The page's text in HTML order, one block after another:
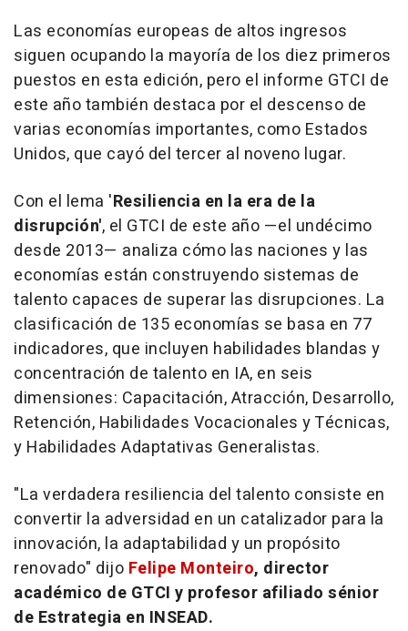
Las economías europeas de altos ingresos
siguen ocupando la mayoría de los diez primeros
puestos en esta edición, pero el informe GTCI de
este año también destaca por el descenso de
varias economías importantes, como Estados
Unidos, que cayó del tercer al noveno lugar.
Con el lema 'Resiliencia en la era de la
disrupción', el GTCI de este año —el undécimo
desde 2013— analiza cómo las naciones y las
economías están construyendo sistemas de
talento capaces de superar las disrupciones. La
clasificación de 135 economías se basa en 77
indicadores, que incluyen habilidades blandas y
concentración de talento en IA, en seis
dimensiones: Capacitación, Atracción, Desarrollo,
Retención, Habilidades Vocacionales y Técnicas,
y Habilidades Adaptativas Generalistas.
"La verdadera resiliencia del talento consiste en
convertir la adversidad en un catalizador para la
innovación, la adaptabilidad y un propósito
renovado" dijo Felipe Monteiro, director
académico de GTCI y profesor afiliado sénior
de Estrategia en INSEAD.